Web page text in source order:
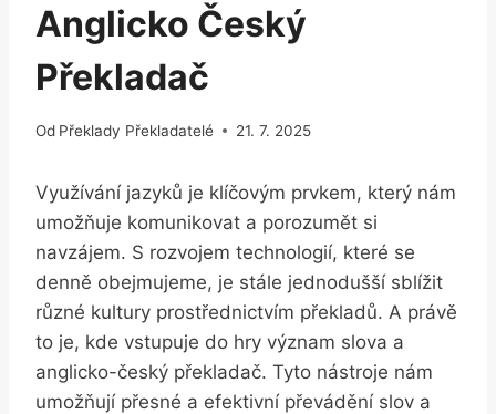
Anglicko Český
Překladač
Od Překlady Překladatelé 21. 7. 2025
Využívání jazyků je⁤ klíčovým prvkem, který nám
umožňuje komunikovat a‍ porozumět si
navzájem. S rozvojem technologií, které se
denně obejmujeme, je stále jednodušší‌ sblížit
různé ⁢kultury prostřednictvím překladů. A právě
to je, kde vstupuje do hry ⁣význam‌ slova a
anglicko-český překladač. ⁢Tyto nástroje nám
umožňují přesné a efektivní převádění slov a